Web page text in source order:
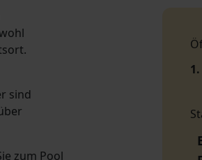
sind
zum Pool